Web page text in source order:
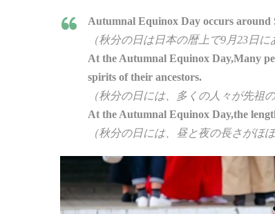
Autumnal Equinox Day occurs around
（秋分の日は日本の暦上で9月23日
At the Autumnal Equinox Day,Many
spirits of their ancestors.
（秋分の日には、多くの人々が先祖
At the Autumnal Equinox Day,the
（秋分の日には、昼と夜の長さがほ